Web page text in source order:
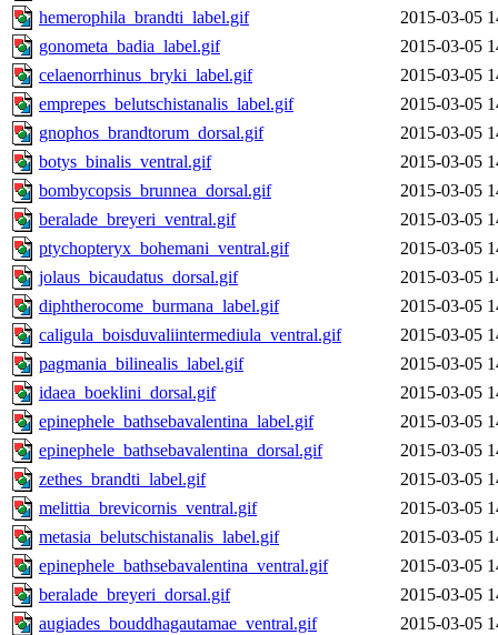
hemerophila_brandti_label.gif
2015-03-05
gonometa_badia_label.gif
2015-03-05
celaenorrhinus_bryki_label.gif
2015-03-05
emprepes_belutschistanalis_label.gif
2015-03-05
gnophos_brandtorum_dorsal.gif
2015-03-05
botys_binalis_ventral.gif
2015-03-05
bombycopsis_brunnea_dorsal.gif
2015-03-05
beralade_breyeri_ventral.gif
2015-03-05
ptychopteryx_bohemani_ventral.gif
2015-03-05
jolaus_bicaudatus_dorsal.gif
2015-03-05
diphtherocome_burmana_label.gif
2015-03-05
caligula_boisduvaliintermediula_ventral.gif
2015-03-05
pagmania_bilinealis_label.gif
2015-03-05
idaea_boeklini_dorsal.gif
2015-03-05
epinephele_bathsebavalentina_label.gif
2015-03-05
epinephele_bathsebavalentina_dorsal.gif
2015-03-05
zethes_brandti_label.gif
2015-03-05
melittia_brevicornis_ventral.gif
2015-03-05
metasia_belutschistanalis_label.gif
2015-03-05
epinephele_bathsebavalentina_ventral.gif
2015-03-05
beralade_breyeri_dorsal.gif
2015-03-05
augiades_bouddhagautamae_ventral.gif
2015-03-05